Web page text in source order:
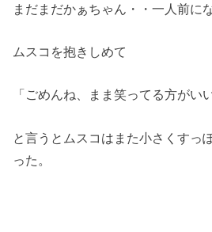
まだまだかぁちゃん・・一人前に
ムスコを抱きしめて
「ごめんね、まま笑ってる方がい
と言うとムスコはまた小さくすっ
った。